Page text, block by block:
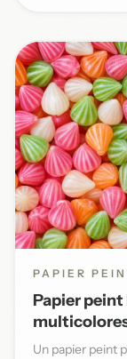
PAPIER
Papier
Un papier peint